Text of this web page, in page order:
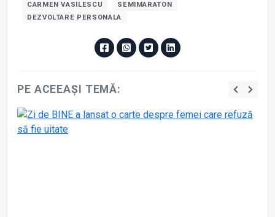
CARMEN VASILESCU
SEMIMARATON
DEZVOLTARE PERSONALA
PE ACEEAȘI TEMĂ: